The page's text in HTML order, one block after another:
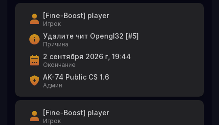
[Fine-Boost] player
Игрок
Удалите чит Opengl32 [#5]
Причина
2 сентября 2026 г, 19:44
Окончание
AK-74 Public CS 1.6
Админ
[Fine-Boost] player
Игрок